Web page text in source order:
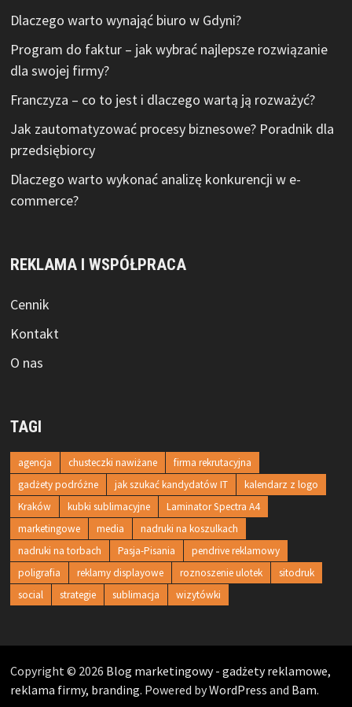
Dlaczego warto wynająć biuro w Gdyni?
Program do faktur – jak wybrać najlepsze rozwiązanie
dla swojej firmy?
Franczyza – co to jest i dlaczego wartą ją rozważyć?
Jak zautomatyzować procesy biznesowe? Poradnik dla
przedsiębiorcy
Dlaczego warto wykonać analizę konkurencji w e-
commerce?
REKLAMA I WSPÓŁPRACA
Cennik
Kontakt
O nas
TAGI
agencja chusteczki nawiżane
firma rekrutacyjna
gadżety podróżne
jak szukać kandydatów IT
kalendarz z logo
Kraków
kubki sublimacyjne
Laminator Spectra A4
marketingowe
media
nadruki na koszulkach
nadruki na torbach
Pasja-Pisania
pendrive reklamowy
poligrafia
reklamy displayowe roznoszenie ulotek
sitodruk
social
strategie sublimacja wizytówki
Copyright © 2026 Blog marketingowy - gadżety reklamowe,
reklama firmy, branding. Powered byWordPress and Bam.